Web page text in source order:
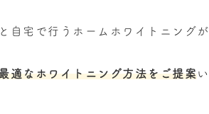
自宅で行うホームホワイトニングが
適なホワイトニング方法をご提案い